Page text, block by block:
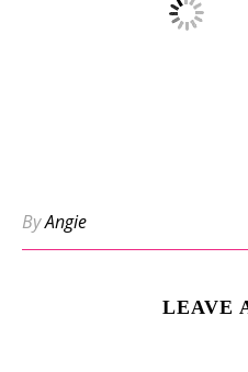
ByAngie
LEAVE